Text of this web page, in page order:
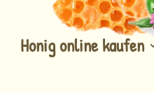
Honig online kaufen